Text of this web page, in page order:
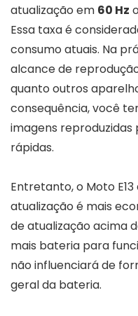
atualização em 60 Hz
Essa taxa é
consumo atuais. Na
alcance de
quanto outros
consequência, você
imagens reproduzidas
rápidas.
Entretanto, o Moto
atualização é mais
de atualização acima
mais bateria para
não influenciará de
geral da bateria.